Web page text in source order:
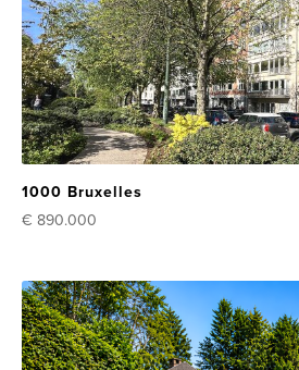
1000 Bruxelles
€ 890.000